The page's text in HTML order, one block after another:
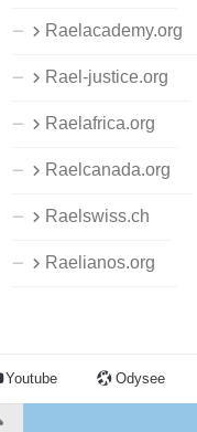
Raelacademy.org
Rael-justice.org
Raelafrica.org
Raelcanada.org
Raelswiss.ch
Raelianos.org
Youtube Odysee